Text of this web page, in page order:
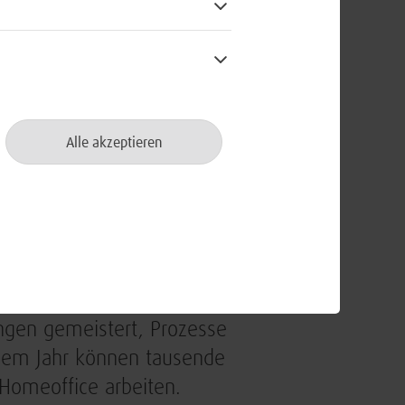
Alle akzeptieren
gemeistert, Prozesse
Jahr können tausende
arbeiten.